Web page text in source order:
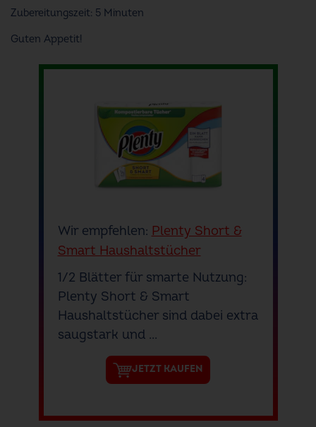
Wir empfehlen: Plenty Short &
Smart Haushaltstücher
1/2 Blätter für smarte Nutzung:
Plenty Short & Smart
Haushaltstücher sind dabei extra
saugstark und ...
JETZT KAUFEN
Zubereitungszeit: 5 Minuten
Guten Appetit!